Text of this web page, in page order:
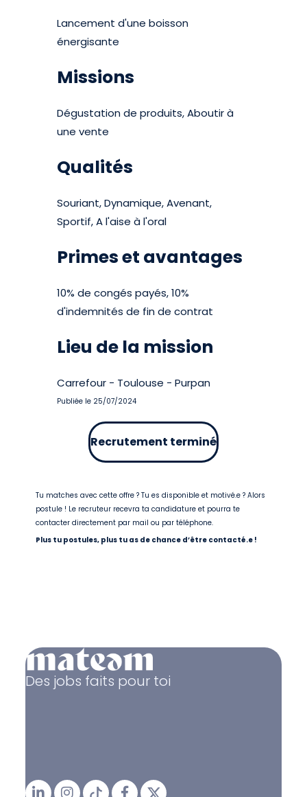
Lancement d'une boisson
énergisante
Missions
Dégustation de produits, Aboutir à
une vente
Qualités
Souriant, Dynamique, Avenant,
Sportif, A l'aise à l'oral
Primes et avantages
10% de congés payés, 10%
d'indemnités de fin de contrat
Lieu de la mission
Carrefour - Toulouse - Purpan
Publiée le 25/07/2024
Recrutement terminé
Tu matches avec cette offre ? Tu es disponible et motivé.e ? Alors
postule ! Le recruteur recevra ta candidature et pourra te
contacter directement par mail ou par téléphone.
Plus tu postules, plus tu as de chance d’être contacté.e !
Des jobs faits pour toi